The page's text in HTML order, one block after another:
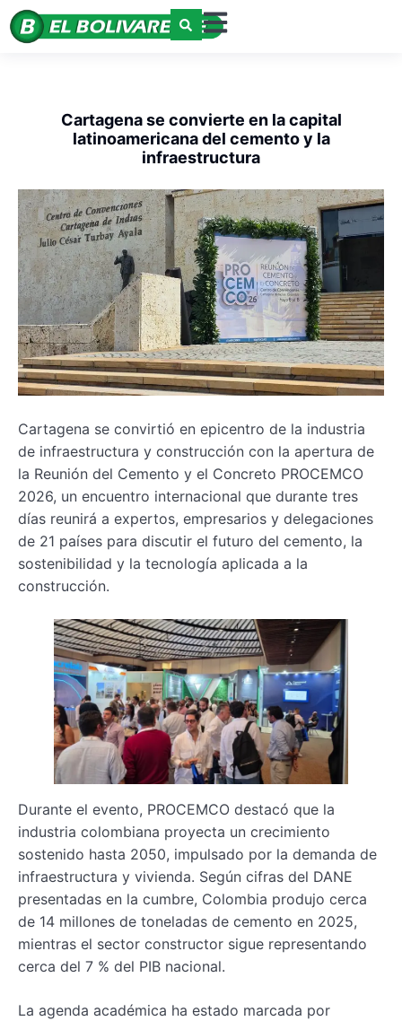
Cartagena se convierte en la capital
latinoamericana del cemento y la
infraestructura
Cartagena se convirtió en epicentro de la industria
de infraestructura y construcción con la apertura de
la Reunión del Cemento y el Concreto PROCEMCO
2026, un encuentro internacional que durante tres
días reunirá a expertos, empresarios y delegaciones
de 21 países para discutir el futuro del cemento, la
sostenibilidad y la tecnología aplicada a la
construcción.
Durante el evento, PROCEMCO destacó que la
industria colombiana proyecta un crecimiento
sostenido hasta 2050, impulsado por la demanda de
infraestructura y vivienda. Según cifras del DANE
presentadas en la cumbre, Colombia produjo cerca
de 14 millones de toneladas de cemento en 2025,
mientras el sector constructor sigue representando
cerca del 7 % del PIB nacional.
La agenda académica ha estado marcada por